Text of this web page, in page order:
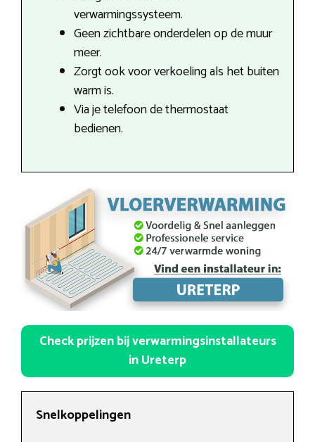
verwarmingssysteem.
Geen zichtbare onderdelen op de muur
meer.
Zorgt ook voor verkoeling als het buiten
warm is.
Via je telefoon de thermostaat
bedienen.
Check prijzen bij verwarmingsinstallateurs
in Ureterp
Snelkoppelingen